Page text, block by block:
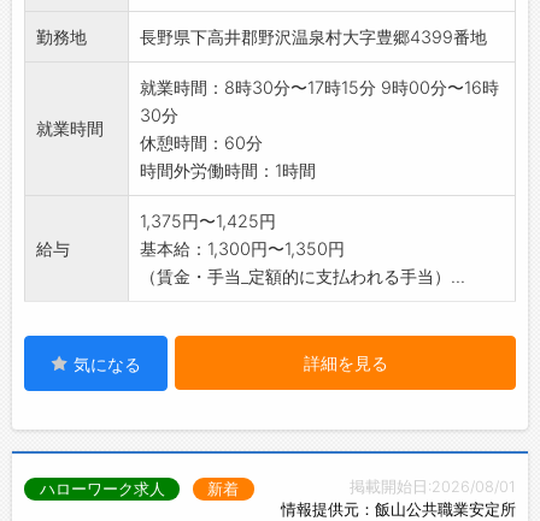
勤務地 長野県下高井郡野沢温泉村大字豊郷4399番地
就業時間
就業時間：8時30分〜17時15分 9時00分〜16時
30分
休憩時間：60分
時間外労働時間：1時間
給与
1,375円〜1,425円
基本給：1,300円〜1,350円
（賃金・手当_定額的に支払われる手当）...
気になる 詳細を見る
掲載開始日:2026/08/01
情報提供元：飯山公共職業安定所
ハローワーク求人 新着